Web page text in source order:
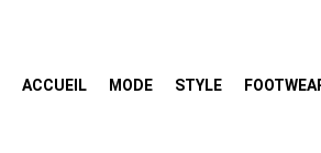
ACCUEIL MODE STYLE